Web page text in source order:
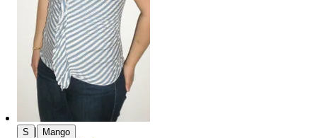
S | Mango